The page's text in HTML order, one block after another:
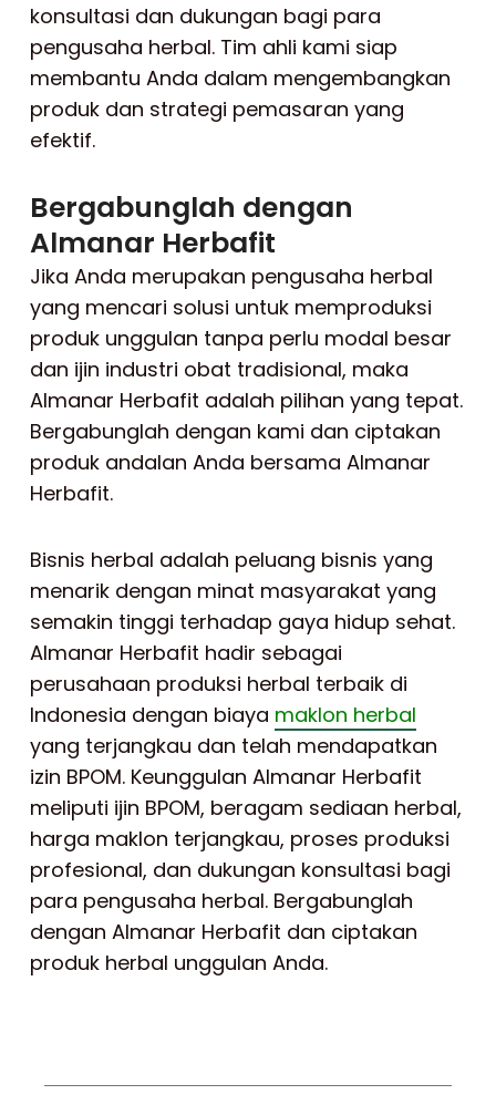
konsultasi dan dukungan bagi para
pengusaha herbal. Tim ahli kami siap
membantu Anda dalam mengembangkan
produk dan strategi pemasaran yang
efektif.
Bergabunglah dengan
Almanar Herbafit
Jika Anda merupakan pengusaha herbal
yang mencari solusi untuk memproduksi
produk unggulan tanpa perlu modal besar
dan ijin industri obat tradisional, maka
Almanar Herbafit adalah pilihan yang tepat.
Bergabunglah dengan kami dan ciptakan
produk andalan Anda bersama Almanar
Herbafit.
Bisnis herbal adalah peluang bisnis yang
menarik dengan minat masyarakat yang
semakin tinggi terhadap gaya hidup sehat.
Almanar Herbafit hadir sebagai
perusahaan produksi herbal terbaik di
Indonesia dengan biaya maklon herbal
yang terjangkau dan telah mendapatkan
izin BPOM. Keunggulan Almanar Herbafit
meliputi ijin BPOM, beragam sediaan herbal,
harga maklon terjangkau, proses produksi
profesional, dan dukungan konsultasi bagi
para pengusaha herbal. Bergabunglah
dengan Almanar Herbafit dan ciptakan
produk herbal unggulan Anda.